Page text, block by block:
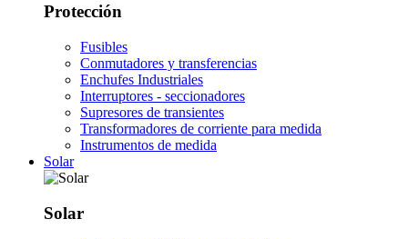
Protección
Fusibles
Conmutadores y transferencias
Enchufes Industriales
Interruptores - seccionadores
Supresores de transientes
Transformadores de corriente para medida
Instrumentos de medida
Solar
Solar